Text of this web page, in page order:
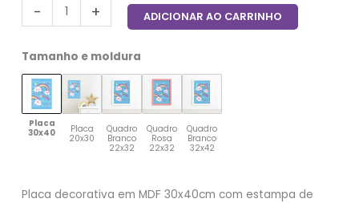
- + ADICIONAR AO CARRINHO
Tamanho e moldura
Placa
30x40
Placa
20x30
Quadro
Branco
22x32
Quadro
Rosa
22x32
Quadro
Branco
32x42
Placa decorativa em MDF 30x40cm com estampa de